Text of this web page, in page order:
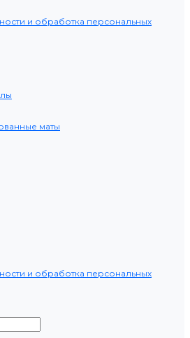
и обработка персональных
маты
и обработка персональных